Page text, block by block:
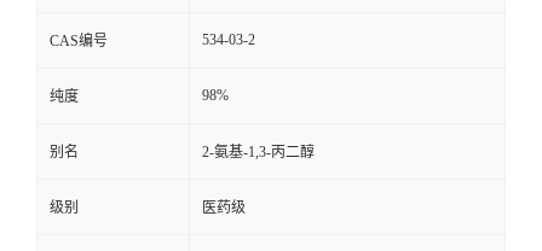
CAS编号 534-03-2
纯度 98%
别名 2-氨基-1,3-丙二醇
级别 医药级